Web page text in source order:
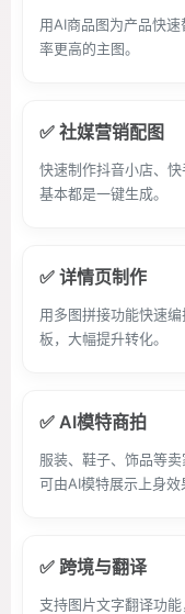
用AI商品图为产品快
率更高的主图。
✅ 社媒营销配图
快速制作抖音小店、
基本都是一键生成。
✅ 详情页制作
用多图拼接功能快速
板，大幅提升转化。
✅ AI模特商拍
服装、鞋子、饰品等
可由AI模特展示上身效
✅ 跨境与翻译
支持图片文字翻译功